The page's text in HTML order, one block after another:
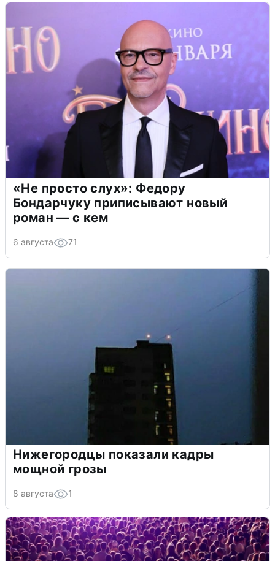
«Не просто слух»: Федору
Бондарчуку приписывают новый
роман — с кем
6 августа 71
Нижегородцы показали кадры
мощной грозы
8 августа 1